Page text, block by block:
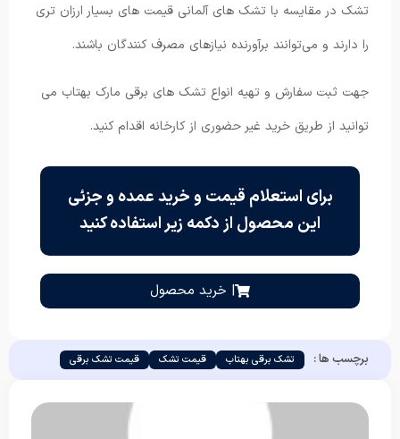
تشک در مقایسه با تشک های آلمانی قیمت های بسیار ارزان تری
را دارند و می‌توانند برآورنده نیازهای مصرف کنندگان باشند.
جهت ثبت سفارش و تهیه انواع تشک های برقی مارک بهتاب می
توانید از طریق خرید غیر حضوری از کارخانه اقدام کنید.
برای استعلام قیمت و خرید عمده و جزئی
این محصول از دکمه زیر استفاده کنید
| خرید محصول
برچسب ها : تشک برقی بهتاب قیمت تشک قیمت تشک برقی